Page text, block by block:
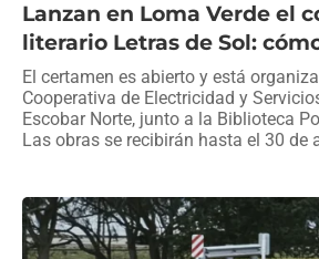
Lanzan en Loma Verde el
literario Letras de Sol:
El certamen es abierto y está
Cooperativa de Electricidad y
Escobar Norte, junto a la Biblioteca
Las obras se recibirán hasta el 30 de